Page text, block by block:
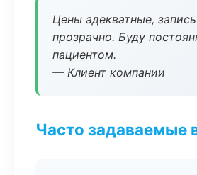
Цены адекватные,
прозрачно. Буду
пациентом.
— Клиент компании
Часто задаваемые